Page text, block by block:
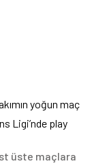
yoğun maç
Ligi’nde play
üste maçlara